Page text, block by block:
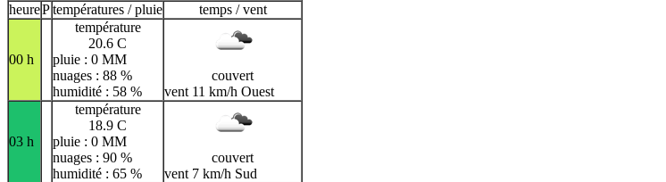
heurePtempératures / pluie temps / vent
00 h
température
20.6 C
pluie : 0 MM
nuages : 88 %
humidité : 58 %
couvert
vent 11 km/h Ouest
03 h
température
18.9 C
pluie : 0 MM
nuages : 90 %
humidité : 65 %
couvert
vent 7 km/h Sud